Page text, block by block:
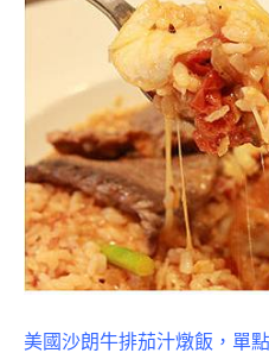
美國沙朗牛排茄汁燉飯，單